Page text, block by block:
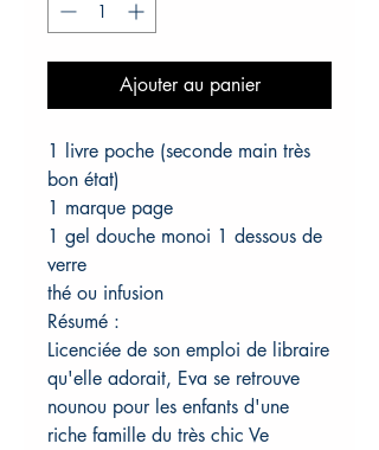
Ajouter au panier
1 livre poche (seconde main très
bon état)
1 marque page
1 gel douche monoi 1 dessous de
verre
thé ou infusion
Résumé :
Licenciée de son emploi de libraire
qu'elle adorait, Eva se retrouve
nounou pour les enfants d'une
riche famille du très chic Ve